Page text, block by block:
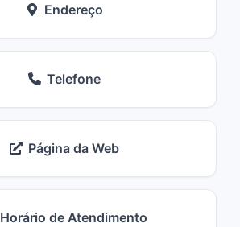
Endereço
Telefone
Página da Web
Horário de Atendimento